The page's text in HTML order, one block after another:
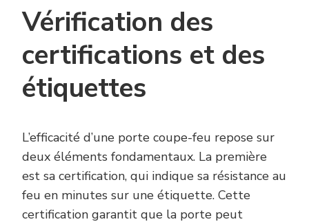
Vérification des
certifications et des
étiquettes
L’efficacité d’une porte coupe-feu repose sur
deux éléments fondamentaux. La première
est sa certification, qui indique sa résistance au
feu en minutes sur une étiquette. Cette
certification garantit que la porte peut